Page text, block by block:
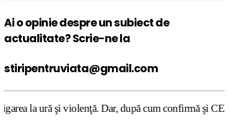
Ai o opinie despre un subiect de
actualitate? Scrie-ne la
stiripentruviata@gmail.com
Dar, după cum confirmă şi CEDO în cazul